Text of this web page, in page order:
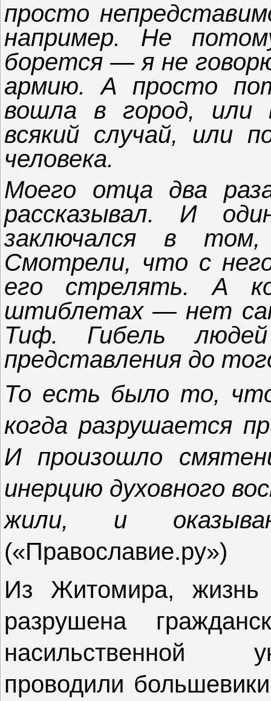
просто
например. Не
борется — я не
армию. А просто
вошла в город, или
всякий случай, или
человека.
Моего отца два
рассказывал. И
заключался в
Смотрели, что с
его стрелять. А
штиблетах — нет
Тиф. Гибель
представления до
То есть было то,
когда разрушается
И произошло
инерцию духовного
жили, и
(«Православие.ру»)
Из Житомира, жизнь
разрушена
насильственной
проводили